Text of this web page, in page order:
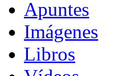
Apuntes
Imágenes
Libros